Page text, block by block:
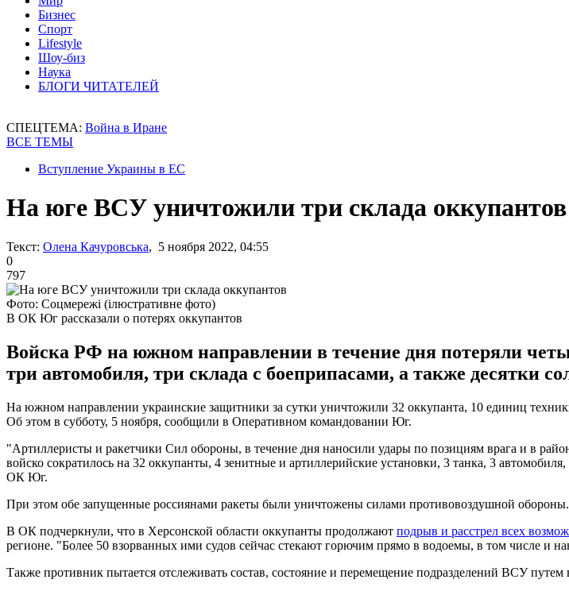
Бизнес
Спорт
Lifestyle
Шоу-биз
Наука
БЛОГИ ЧИТАТЕЛЕЙ
СПЕЦТЕМА: Война в Иране
ВСЕ ТЕМЫ
Вступление Украины в ЕС
На юге ВСУ уничтожили три склада оккупантов
Текст: Олена Качуровська, 5 ноября 2022, 04:55
0
797
Фото: Соцмережі (ілюстративне фото)
В ОК Юг рассказали о потерях оккупантов
Войска РФ на южном направлении в течение дня потеряли
три автомобиля, три склада с боеприпасами, а также десятки
На южном направлении украинские защитники за сутки уничтожили 32 оккупанта, 10 единиц
Об этом в субботу, 5 ноября, сообщили в Оперативном командовании Юг.
"Артиллеристы и ракетчики Сил обороны, в течение дня наносили удары по позициям врага и в
войско сократилось на 32 оккупанты, 4 зенитные и артиллерийские установки, 3 танка, 3
ОК Юг.
При этом обе запущенные россиянами ракеты были уничтожены силами противовоздушной обороны.
В ОК подчеркнули, что в Херсонской области оккупанты продолжают подрыв и расстрел всех
регионе. "Более 50 взорванных ими судов сейчас стекают горючим прямо в водоемы, в том числе и
Также противник пытается отслеживать состав, состояние и перемещение подразделений ВСУ